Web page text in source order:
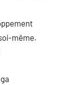
même.